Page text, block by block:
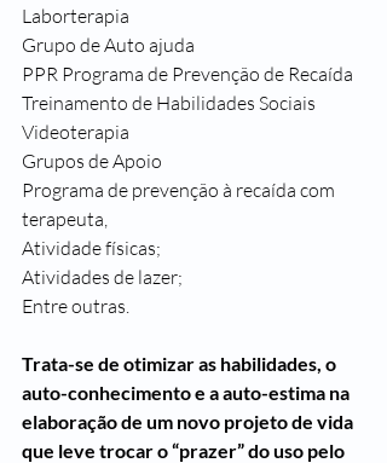
Laborterapia
Grupo de Auto ajuda
PPR Programa de Prevenção de Recaída
Treinamento de Habilidades Sociais
Videoterapia
Grupos de Apoio
Programa de prevenção à recaída com
terapeuta,
Atividade físicas;
Atividades de lazer;
Entre outras.
Trata-se de otimizar as habilidades, o
auto-conhecimento e a auto-estima na
elaboração de um novo projeto de vida
que leve trocar o “prazer” do uso pelo